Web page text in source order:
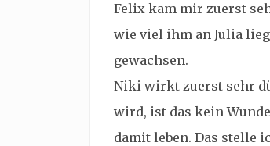
Felix kam mir zuerst
wie viel ihm an Julia
gewachsen.
Niki wirkt zuerst sehr
wird, ist das kein
damit leben. Das stelle